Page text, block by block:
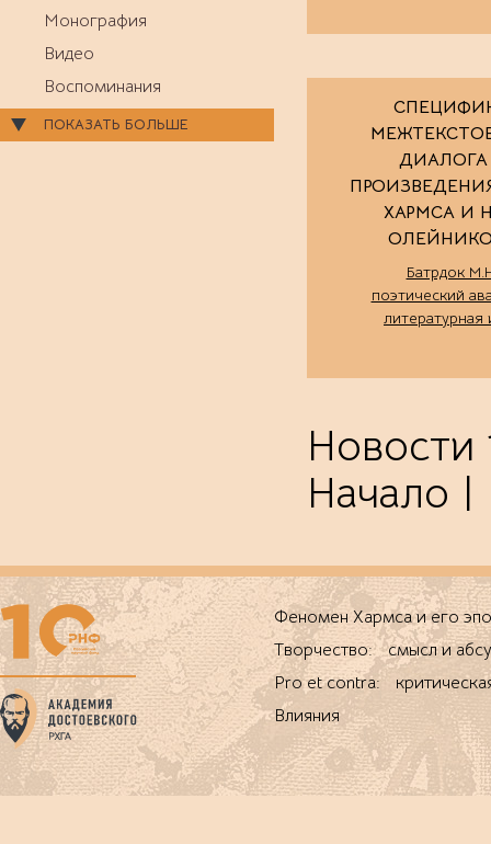
Монография
Видео
Воспоминания
ПОКАЗАТЬ БОЛЬШЕ
ДИАЛОГА
ХАРМСА И
Батрдок
поэтический
литературная
Новости
Начало
Феномен Хармса и
Творчество: смысл и
Pro et contra:
Влияния